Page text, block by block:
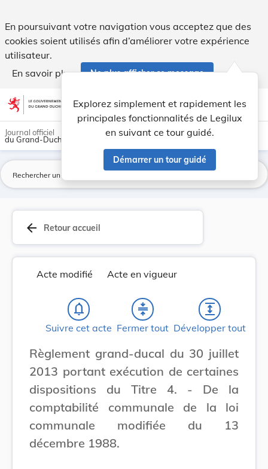
En poursuivant votre navigation vous acceptez que des
cookies soient utilisés afin d’améliorer votre expérience
utilisateur.
En savoir plus
Ne plus afficher ce message
Aller au contenu account_circle help Aide
Explorez simplement et rapidement les
principales fonctionnalités de Legilux
en suivant ce tour guidé.
Démarrer un tour guidé
light_mode dark_mode
Journal officiel
du Grand-Duché de Luxembourg
arrow_back Retour accueil
Acte modifié Acte en vigueur
notifications_none
Suivre cet acte
compress
Fermer tout
expand
Développer tout
Règlement grand-ducal du 30 juillet
2013 portant exécution de certaines
dispositions du Titre 4. - De la
comptabilité communale de la loi
communale modifiée du 13
décembre 1988.